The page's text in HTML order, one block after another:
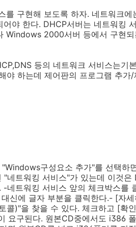
를 구현해 보도록 하자. 네트워크
야 한다. DHCP서버는 네트워킹
Windows 2000서버 등에서 구현
등의 네트워크 서비스는기
야 하는데 제어판의 프로그램 추가
구성요소 추가"를 선택하
네트워킹 서비스"가 있는데 이것은
네트워킹 서비스 앞의 체크박스를
신에 글자 부분을 클릭한다.- [자
콜)"을 찾을 수 있다. 체크하고 [확
요구된다. 원본CD중에서도 i386